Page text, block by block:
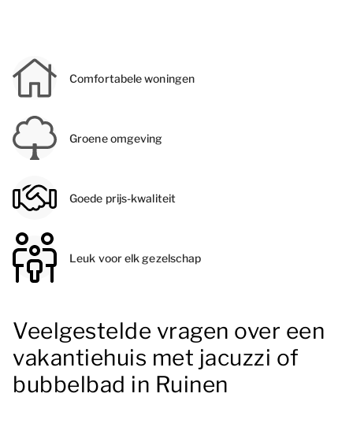
Comfortabele woningen
Groene omgeving
Goede prijs-kwaliteit
Leuk voor elk gezelschap
Veelgestelde vragen over een
vakantiehuis met jacuzzi of
bubbelbad in Ruinen